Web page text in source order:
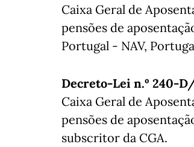
Caixa Geral de
pensões de
Portugal - NAV,
Decreto-Lei n.º 240-
Caixa Geral de
pensões de
subscritor da CGA.